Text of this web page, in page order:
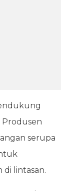
Produsen
serupa
di lintasan.